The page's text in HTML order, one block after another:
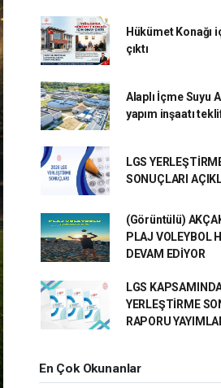
Hükümet Konağı
çıktı
Alaplı İçme Suyu
yapım inşaatı
LGS
SONUÇLARI
(Görüntülü)
PLAJ VOLEYBOL
DEVAM EDİYOR
LGS
YERLEŞTİRME
RAPORU
En Çok Okunanlar